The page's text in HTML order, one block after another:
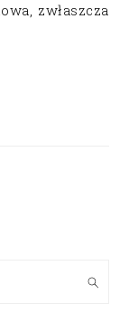
zwłaszcza